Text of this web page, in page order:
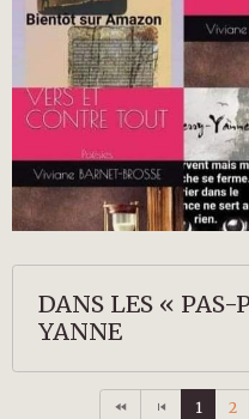
DANS LES « PAS-
YANNE
1 2